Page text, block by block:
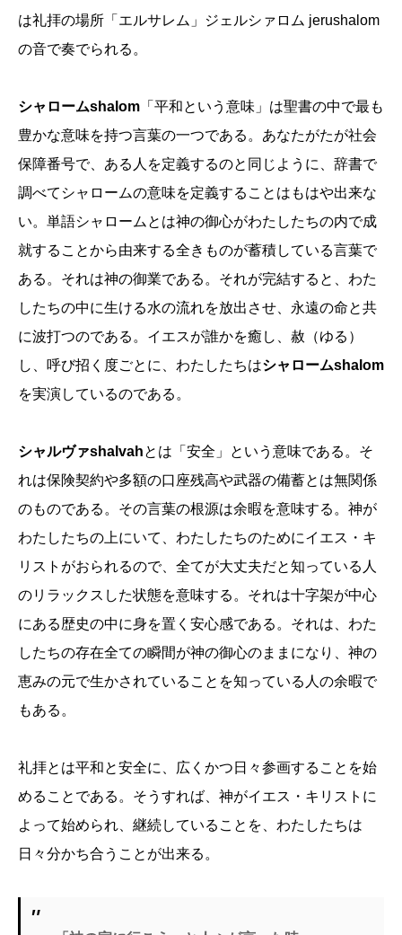
は礼拝の場所「エルサレム」ジェルシァロム jerushalom
の音で奏でられる。
シャロームshalom 「平和という意味」は聖書の中で最も
豊かな意味を持つ言葉の一つである。あなたがたが社会
保障番号で、ある人を定義するのと同じように、辞書で
調べてシャロームの意味を定義することはもはや出来な
い。単語シャロームとは神の御心がわたしたちの内で成
就することから由来する全きものが蓄積している言葉で
ある。それは神の御業である。それが完結すると、わた
したちの中に生ける水の流れを放出させ、永遠の命と共
に波打つのである。イエスが誰かを癒し、赦（ゆる）
し、呼び招く度ごとに、わたしたちはシャロームshalom
を実演しているのである。
シャルヴァshalvahとは「安全」という意味である。そ
れは保険契約や多額の口座残高や武器の備蓄とは無関係
のものである。その言葉の根源は余暇を意味する。神が
わたしたちの上にいて、わたしたちのためにイエス・キ
リストがおられるので、全てが大丈夫だと知っている人
のリラックスした状態を意味する。それは十字架が中心
にある歴史の中に身を置く安心感である。それは、わた
したちの存在全ての瞬間が神の御心のままになり、神の
恵みの元で生かされていることを知っている人の余暇で
もある。
礼拝とは平和と安全に、広くかつ日々参画することを始
めることである。そうすれば、神がイエス・キリストに
よって始められ、継続していることを、わたしたちは
日々分かち合うことが出来る。